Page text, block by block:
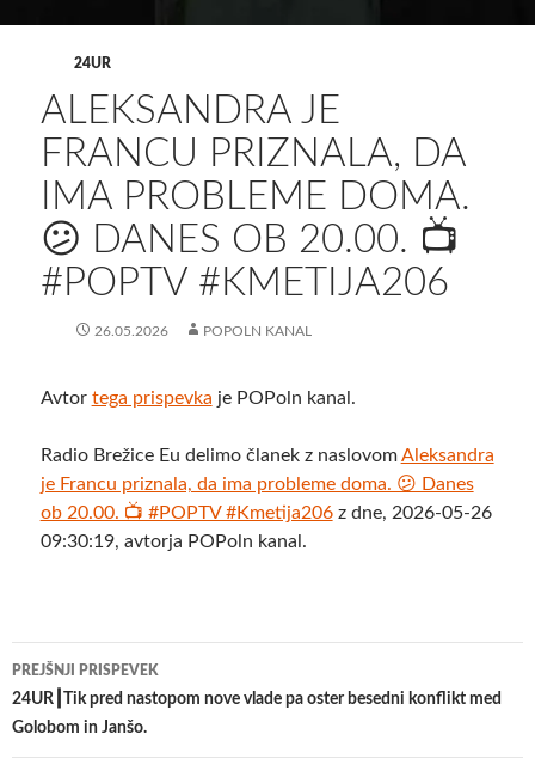
24UR
ALEKSANDRA JE
FRANCU PRIZNALA, DA
IMA PROBLEME DOMA.
😕 DANES OB 20.00. 📺
#POPTV #KMETIJA206
26.05.2026 POPOLN KANAL
Avtor tega prispevka je POPoln kanal.
Radio Brežice Eu delimo članek z naslovomAleksandra
je Francu priznala, da ima probleme doma. 😕 Danes
ob 20.00. 📺 #POPTV #Kmetija206z dne, 2026-05-26
09:30:19, avtorja POPoln kanal.
Krmarjenje
po
PREJŠNJI PRISPEVEK
24UR┃Tik pred nastopom nove vlade pa oster besedni konflikt med
Golobom in Janšo.